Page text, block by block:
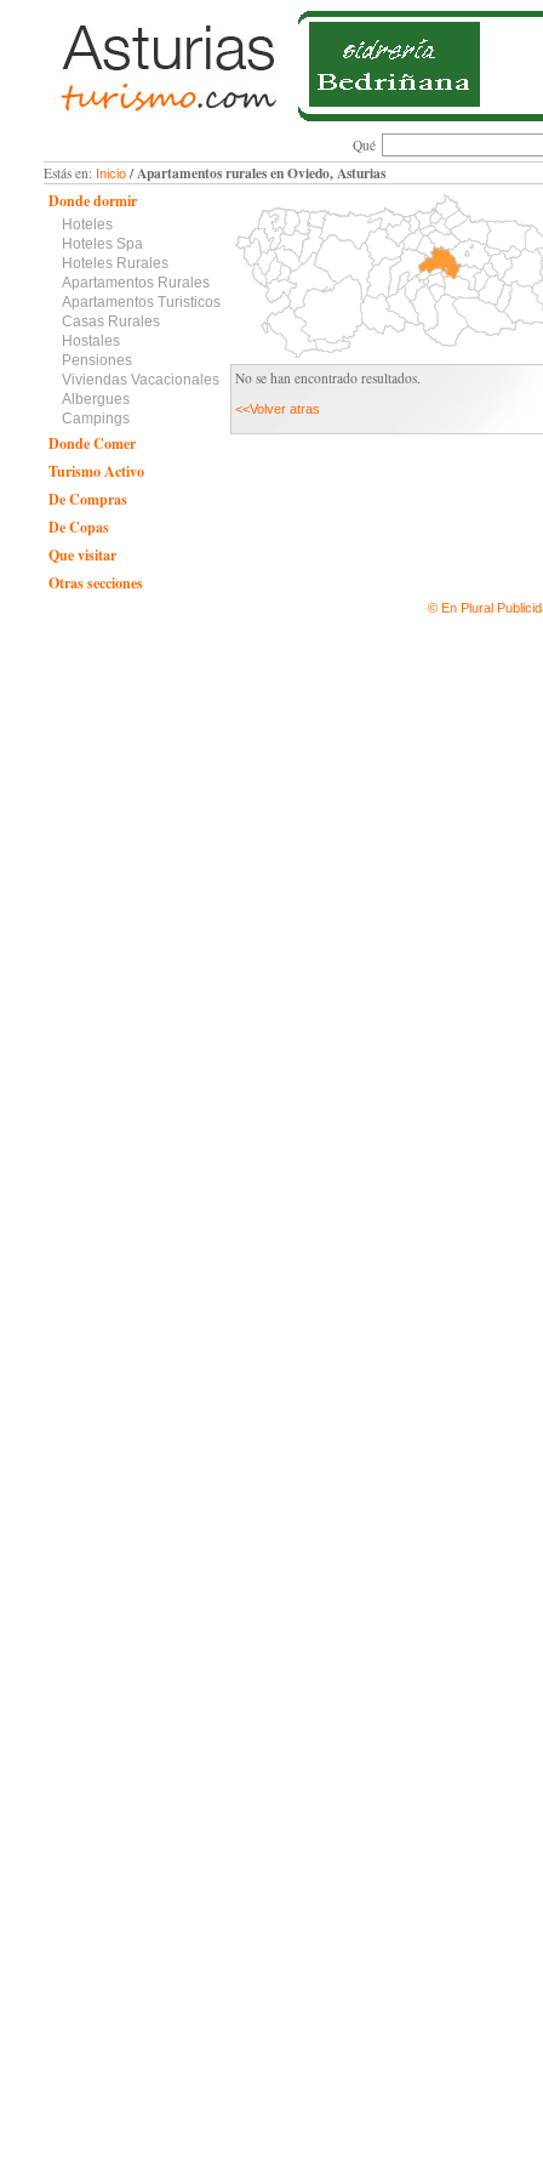
Qué
Estás en: Inicio/ Apartamentos rurales en Oviedo, Asturias
Donde dormir
Hoteles
Hoteles Spa
Hoteles Rurales
Apartamentos Rurales
Apartamentos Turisticos
Casas Rurales
Hostales
Pensiones
Viviendas Vacacionales
Albergues
Campings
Donde Comer
Turismo Activo
De Compras
De Copas
Que visitar
Otras secciones
No se han encontrado resultados.
<<Volver atras
© En Plural